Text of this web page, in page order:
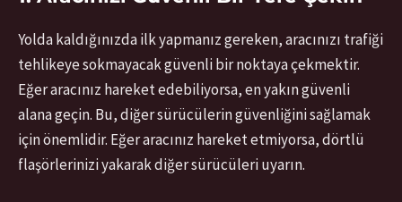
Yolda kaldığınızda ilk yapmanız gereken, aracınızı trafiği
tehlikeye sokmayacak güvenli bir noktaya çekmektir.
Eğer aracınız hareket edebiliyorsa, en yakın güvenli
alana geçin. Bu, diğer sürücülerin güvenliğini sağlamak
için önemlidir. Eğer aracınız hareket etmiyorsa, dörtlü
flaşörlerinizi yakarak diğer sürücüleri uyarın.